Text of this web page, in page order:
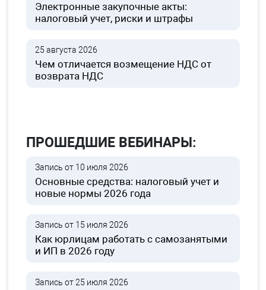
Электронные закупочные акты:
налоговый учет, риски и штрафы
25 августа 2026
Чем отличается возмещение НДС от
возврата НДС
ПРОШЕДШИЕ ВЕБИНАРЫ:
Запись от 10 июля 2026
Основные средства: налоговый учет и
новые нормы 2026 года
Запись от 15 июля 2026
Как юрлицам работать с самозанятыми
и ИП в 2026 году
Запись от 25 июля 2026